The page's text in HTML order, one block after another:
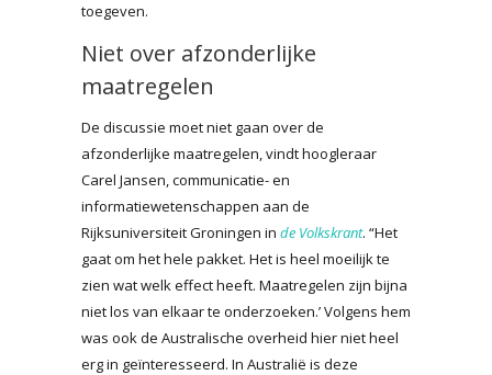
toegeven.
Niet over afzonderlijke
maatregelen
De discussie moet niet gaan over de
afzonderlijke maatregelen, vindt hoogleraar
Carel Jansen, communicatie- en
informatiewetenschappen aan de
Rijksuniversiteit Groningen in de Volkskrant. “Het
gaat om het hele pakket. Het is heel moeilijk te
zien wat welk effect heeft. Maatregelen zijn bijna
niet los van elkaar te onderzoeken.’ Volgens hem
was ook de Australische overheid hier niet heel
erg in geïnteresseerd. In Australië is deze